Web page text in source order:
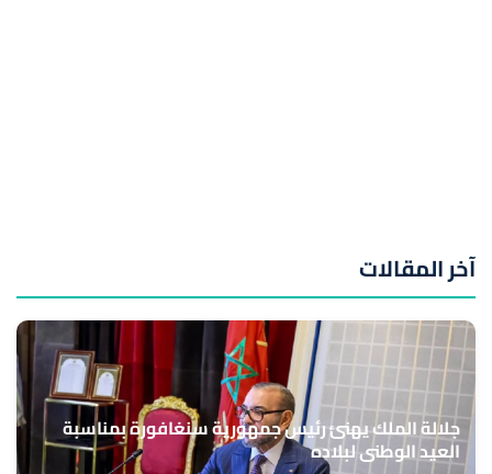
آخر المقالات
جلالة الملك يهنئ رئيس جمهورية سنغافورة بمناسبة
العيد الوطني لبلاده